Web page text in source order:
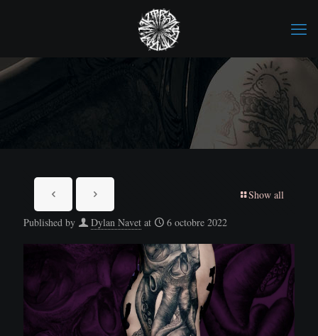
Show all
Published by Dylan Navet at 6 octobre 2022